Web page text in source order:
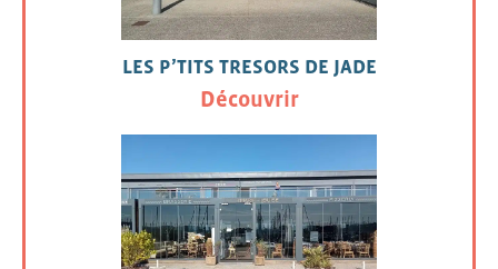
LES P’TITS TRESORS DE JADE
Découvrir